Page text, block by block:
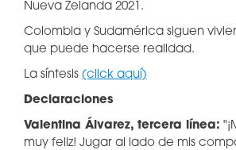
Nueva Zelanda 2021.
Colombia y Sudamérica siguen
que puede hacerse realidad.
La síntesis (click aquí)
Declaraciones
Valentina Álvarez, tercera línea:
muy feliz! Jugar al lado de mis